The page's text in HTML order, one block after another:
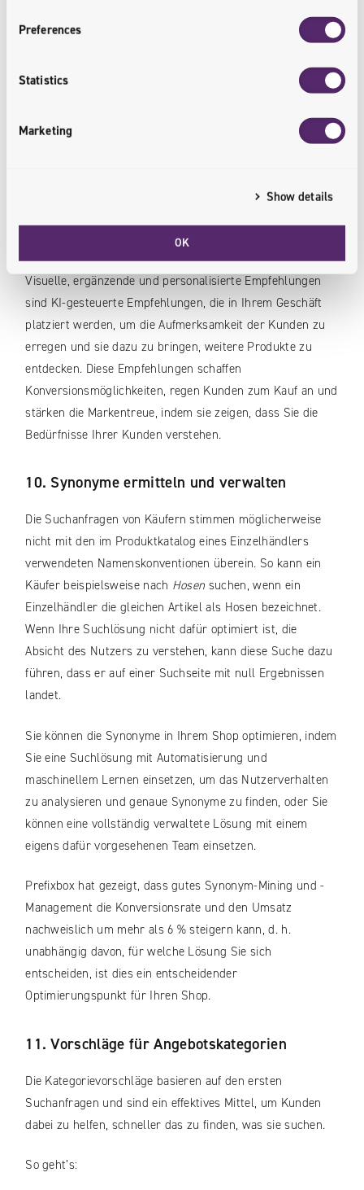
Preferences
Statistics
Marketing
Show details
OK
Informationen präsentiert, die sie für eine
Kaufentscheidung benötigen, verkürzt man den Weg zum
Kauf, verbessert die Kundenreise und steigert letztlich die
Einnahmen der Einzelhändler.
9. Ermutigen Sie zum Entdecken des Katalogs
Kategorien und Produktnamen empfehlen wir auch
Visuelle, ergänzende und personalisierte Empfehlungen
sind KI-gesteuerte Empfehlungen, die in Ihrem Geschäft
platziert werden, um die Aufmerksamkeit der Kunden zu
erregen und sie dazu zu bringen, weitere Produkte zu
entdecken. Diese Empfehlungen schaffen
Konversionsmöglichkeiten, regen Kunden zum Kauf an und
stärken die Markentreue, indem sie zeigen, dass Sie die
Bedürfnisse Ihrer Kunden verstehen.
10. Synonyme ermitteln und verwalten
Die Suchanfragen von Käufern stimmen möglicherweise
nicht mit den im Produktkatalog eines Einzelhändlers
verwendeten Namenskonventionen überein. So kann ein
Käufer beispielsweise nach Hosen suchen, wenn ein
Einzelhändler die gleichen Artikel als Hosen bezeichnet.
Wenn Ihre Suchlösung nicht dafür optimiert ist, die
Absicht des Nutzers zu verstehen, kann diese Suche dazu
führen, dass er auf einer Suchseite mit null Ergebnissen
landet.
Sie können die Synonyme in Ihrem Shop optimieren, indem
Sie eine Suchlösung mit Automatisierung und
maschinellem Lernen einsetzen, um das Nutzerverhalten
zu analysieren und genaue Synonyme zu finden, oder Sie
können eine vollständig verwaltete Lösung mit einem
eigens dafür vorgesehenen Team einsetzen.
Prefixbox hat gezeigt, dass gutes Synonym-Mining und -
Management die Konversionsrate und den Umsatz
nachweislich um mehr als 6 % steigern kann, d. h.
unabhängig davon, für welche Lösung Sie sich
entscheiden, ist dies ein entscheidender
Optimierungspunkt für Ihren Shop.
11. Vorschläge für Angebotskategorien
Die Kategorievorschläge basieren auf den ersten
Suchanfragen und sind ein effektives Mittel, um Kunden
dabei zu helfen, schneller das zu finden, was sie suchen.
So geht’s: